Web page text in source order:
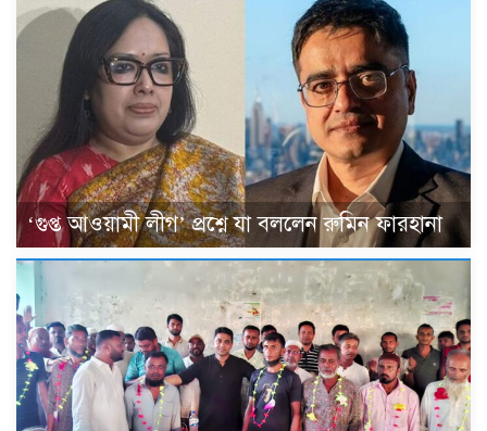
‘গুপ্ত আওয়ামী লীগ’ প্রশ্নে যা বললেন রুমিন ফারহানা